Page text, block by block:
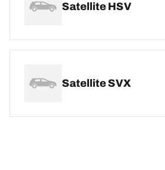
Satellite HSV
Satellite SVX